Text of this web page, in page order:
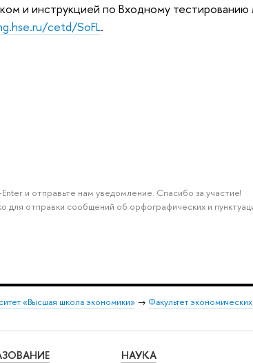
и инструкцией по Входному
cetd/SoFL.
и отправьте нам уведомление. Спасибо за участие!
для отправки сообщений об орфографических и
«Высшая школа экономики» → Факультет
НАУКА